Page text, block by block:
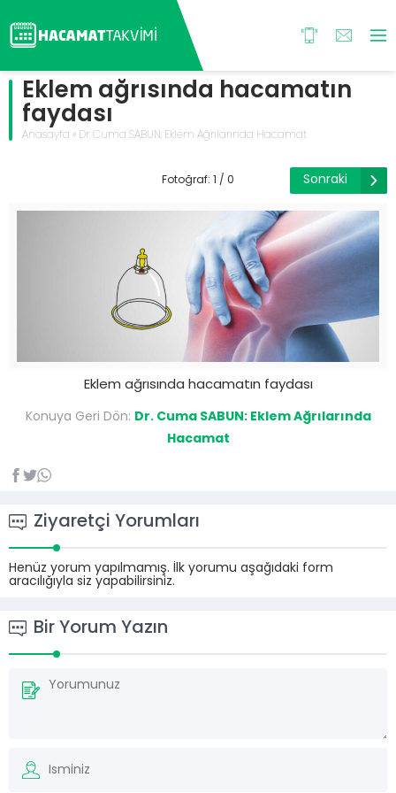
Eklem ağrısında hacamatın
faydası
Anasayfa » Dr. Cuma SABUN: Eklem Ağrılarında Hacamat
Fotoğraf: 1 / 0 Sonraki
Eklem ağrısında hacamatın faydası
Konuya Geri Dön: Dr. Cuma SABUN: Eklem Ağrılarında
Hacamat
Ziyaretçi Yorumları
Henüz yorum yapılmamış. İlk yorumu aşağıdaki form
aracılığıyla siz yapabilirsiniz.
Bir Yorum Yazın